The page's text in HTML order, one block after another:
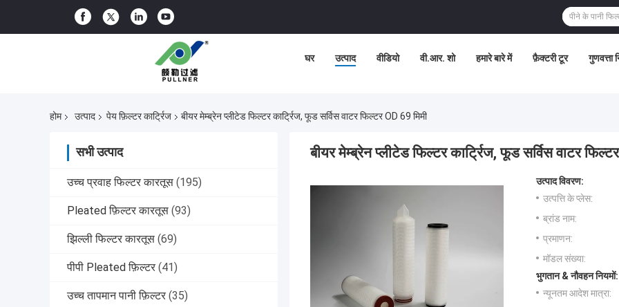
घर उत्पाद वीडियो वी.आर. शो हमारे बारे में फ़ैक्टरी टूर गुणवत्ता
होम उत्पाद पेय फ़िल्टर कार्ट्रिज बीयर मेम्ब्रेन प्लीटेड फिल्टर कार्ट्रिज, फूड सर्विस वाटर फिल्टर OD 69 मिमी
सभी उत्पाद
उच्च प्रवाह फिल्टर कारतूस (195)
Pleated फ़िल्टर कारतूस (93)
झिल्ली फिल्टर कारतूस (69)
पीपी Pleated फ़िल्टर (41)
उच्च तापमान पानी फ़िल्टर (35)
बीयर मेम्ब्रेन प्लीटेड फिल्टर कार्ट्रिज, फूड सर्विस वाटर
उत्पाद विवरण:
उत्पत्ति के प्लेस:
ब्रांड नाम:
प्रमाणन:
मॉडल संख्या:
भुगतान & नौवहन नियमों:
न्यूनतम आदेश मात्रा: